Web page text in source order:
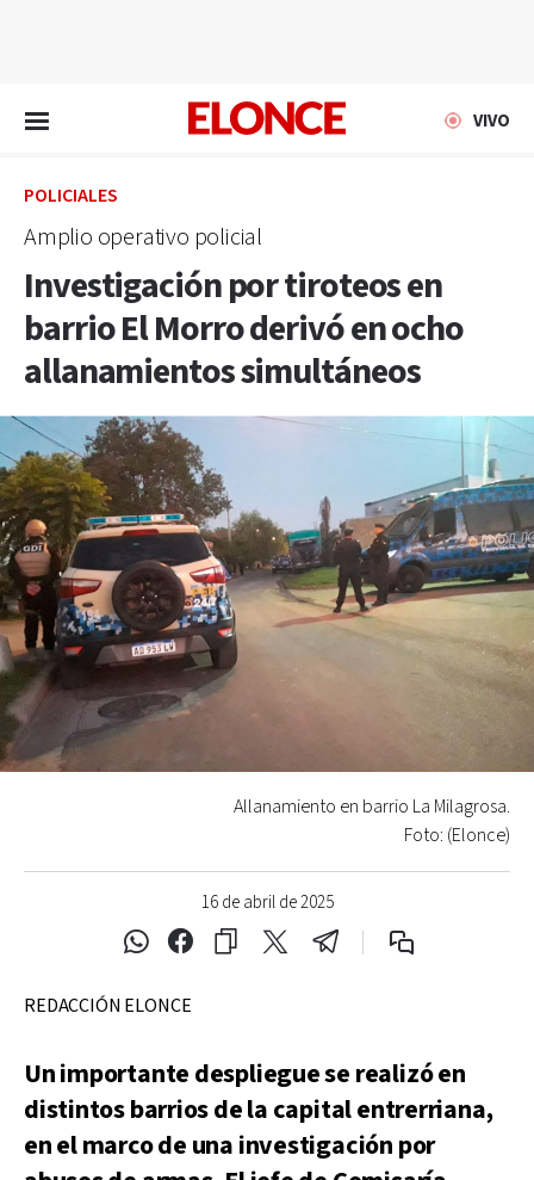
VIVO
POLICIALES
Amplio operativo policial
Investigación por tiroteos en
barrio El Morro derivó en ocho
allanamientos simultáneos
16 de abril de 2025
Allanamiento en barrio La Milagrosa.
Foto: (Elonce)
REDACCIÓN ELONCE
Un importante despliegue se realizó en
distintos barrios de la capital entrerriana,
en el marco de una investigación por